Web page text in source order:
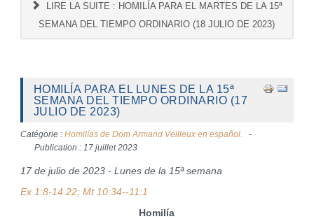
LIRE LA SUITE : HOMILÍA PARA EL MARTES DE LA 15ª
SEMANA DEL TIEMPO ORDINARIO (18 JULIO DE 2023)
HOMILÍA PARA EL LUNES DE LA 15ª
SEMANA DEL TIEMPO ORDINARIO (17
JULIO DE 2023)
Catégorie : Homilías de Dom Armand Veilleux en español.
Publication : 17 juillet 2023
17 de julio de 2023 - Lunes de la 15ª semana
Ex 1:8-14.22; Mt 10:34--11:1
Homilía